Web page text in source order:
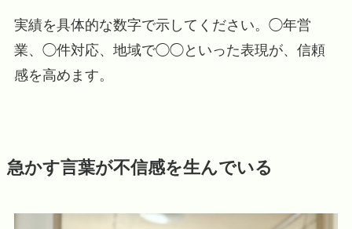
実績を具体的な数字で示してください。◯年営
業、◯件対応、地域で◯◯といった表現が、信頼
感を高めます。
急かす言葉が不信感を生んでいる